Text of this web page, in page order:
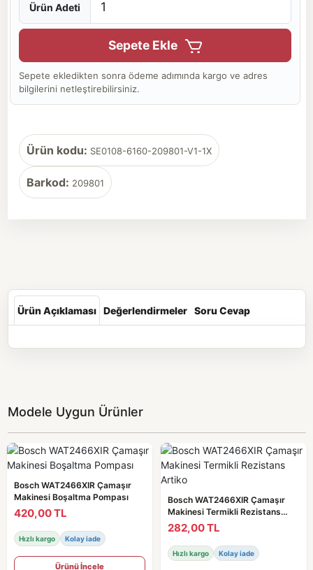
Ürün Adeti
Sepete Ekle
Sepete ekledikten sonra ödeme adımında kargo ve adres
bilgilerini netleştirebilirsiniz.
Ürün kodu: SE0108-6160-209801-V1-1X
Barkod: 209801
Ürün Açıklaması Değerlendirmeler Soru Cevap
Modele Uygun Ürünler
Bosch WAT2466XIR Çamaşır
Makinesi Boşaltma Pompası
420,00 TL
Hızlı kargo Kolay iade
Ürünü İncele
Bosch WAT2466XIR Çamaşır
Makinesi Termikli Rezistans
Artiko
282,00 TL
Hızlı kargo Kolay iade